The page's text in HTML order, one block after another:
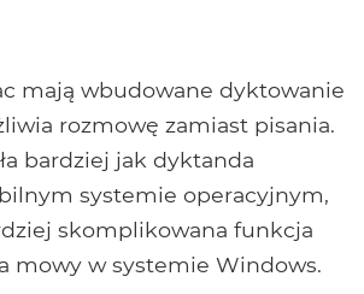
mają wbudowane dyktowanie
rozmowę zamiast pisania.
bardziej jak dyktanda
systemie operacyjnym,
skomplikowana funkcja
mowy w systemie Windows.